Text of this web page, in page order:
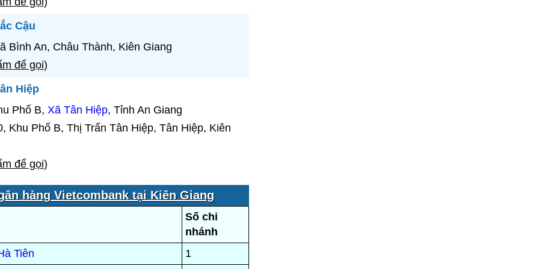
Cậu
Bình An, Châu Thành, Kiên Giang
để gọi)
Hiệp
Phố B, Xã Tân Hiệp, Tỉnh An Giang
Khu Phố B, Thị Trấn Tân Hiệp, Tân Hiệp, Kiên
để gọi)
hàng Vietcombank tại Kiên Giang
Số chi
nhánh
Tiên
1